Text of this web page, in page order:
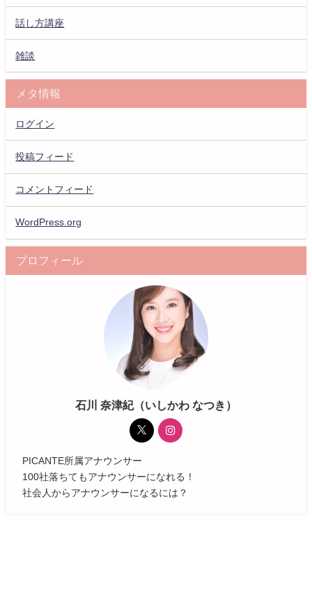
話し方講座
雑談
メタ情報
ログイン
投稿フィード
コメントフィード
WordPress.org
プロフィール
石川 奈津紀（いしかわ なつき）
PICANTE所属アナウンサー
100社落ちてもアナウンサーになれる！
社会人からアナウンサーになるには？